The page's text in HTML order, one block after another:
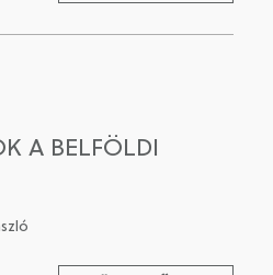
A BELFÖLDI